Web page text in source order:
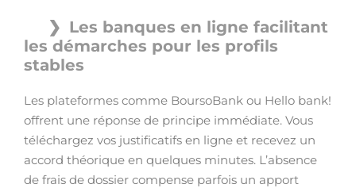
Les banques en ligne facilitant
les démarches pour les profils
stables
Les plateformes comme BoursoBank ou Hello bank!
offrent une réponse de principe immédiate. Vous
téléchargez vos justificatifs en ligne et recevez un
accord théorique en quelques minutes. L’absence
de frais de dossier compense parfois un apport